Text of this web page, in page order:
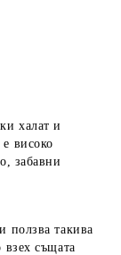
халат и
високо
забавни
ползва такива
същата